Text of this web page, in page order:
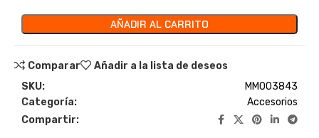
AÑADIR AL CARRITO
Comparar
Añadir a la lista de deseos
SKU:
MM003843
Categoría:
Accesorios
Compartir: